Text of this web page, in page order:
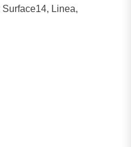
Linea,